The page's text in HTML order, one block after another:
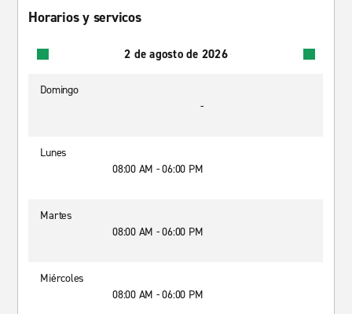
Horarios y servicos
2 de agosto de 2026
Domingo
-
Lunes
08:00 AM - 06:00 PM
Martes
08:00 AM - 06:00 PM
Miércoles
08:00 AM - 06:00 PM